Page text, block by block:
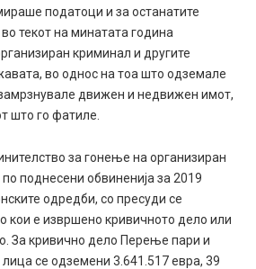
податоци и за останатите
текот на минатата година
криминал и другите
во однос на тоа што одземале
движен и недвижен имот,
што го фатиле.
за гонење на организиран
поднесени обвиненија за 2019
одредби, со пресуди се
кои е извршено кривичното дело или
За кривично дело Перење пари и
се одземени 3.641.517 евра, 39